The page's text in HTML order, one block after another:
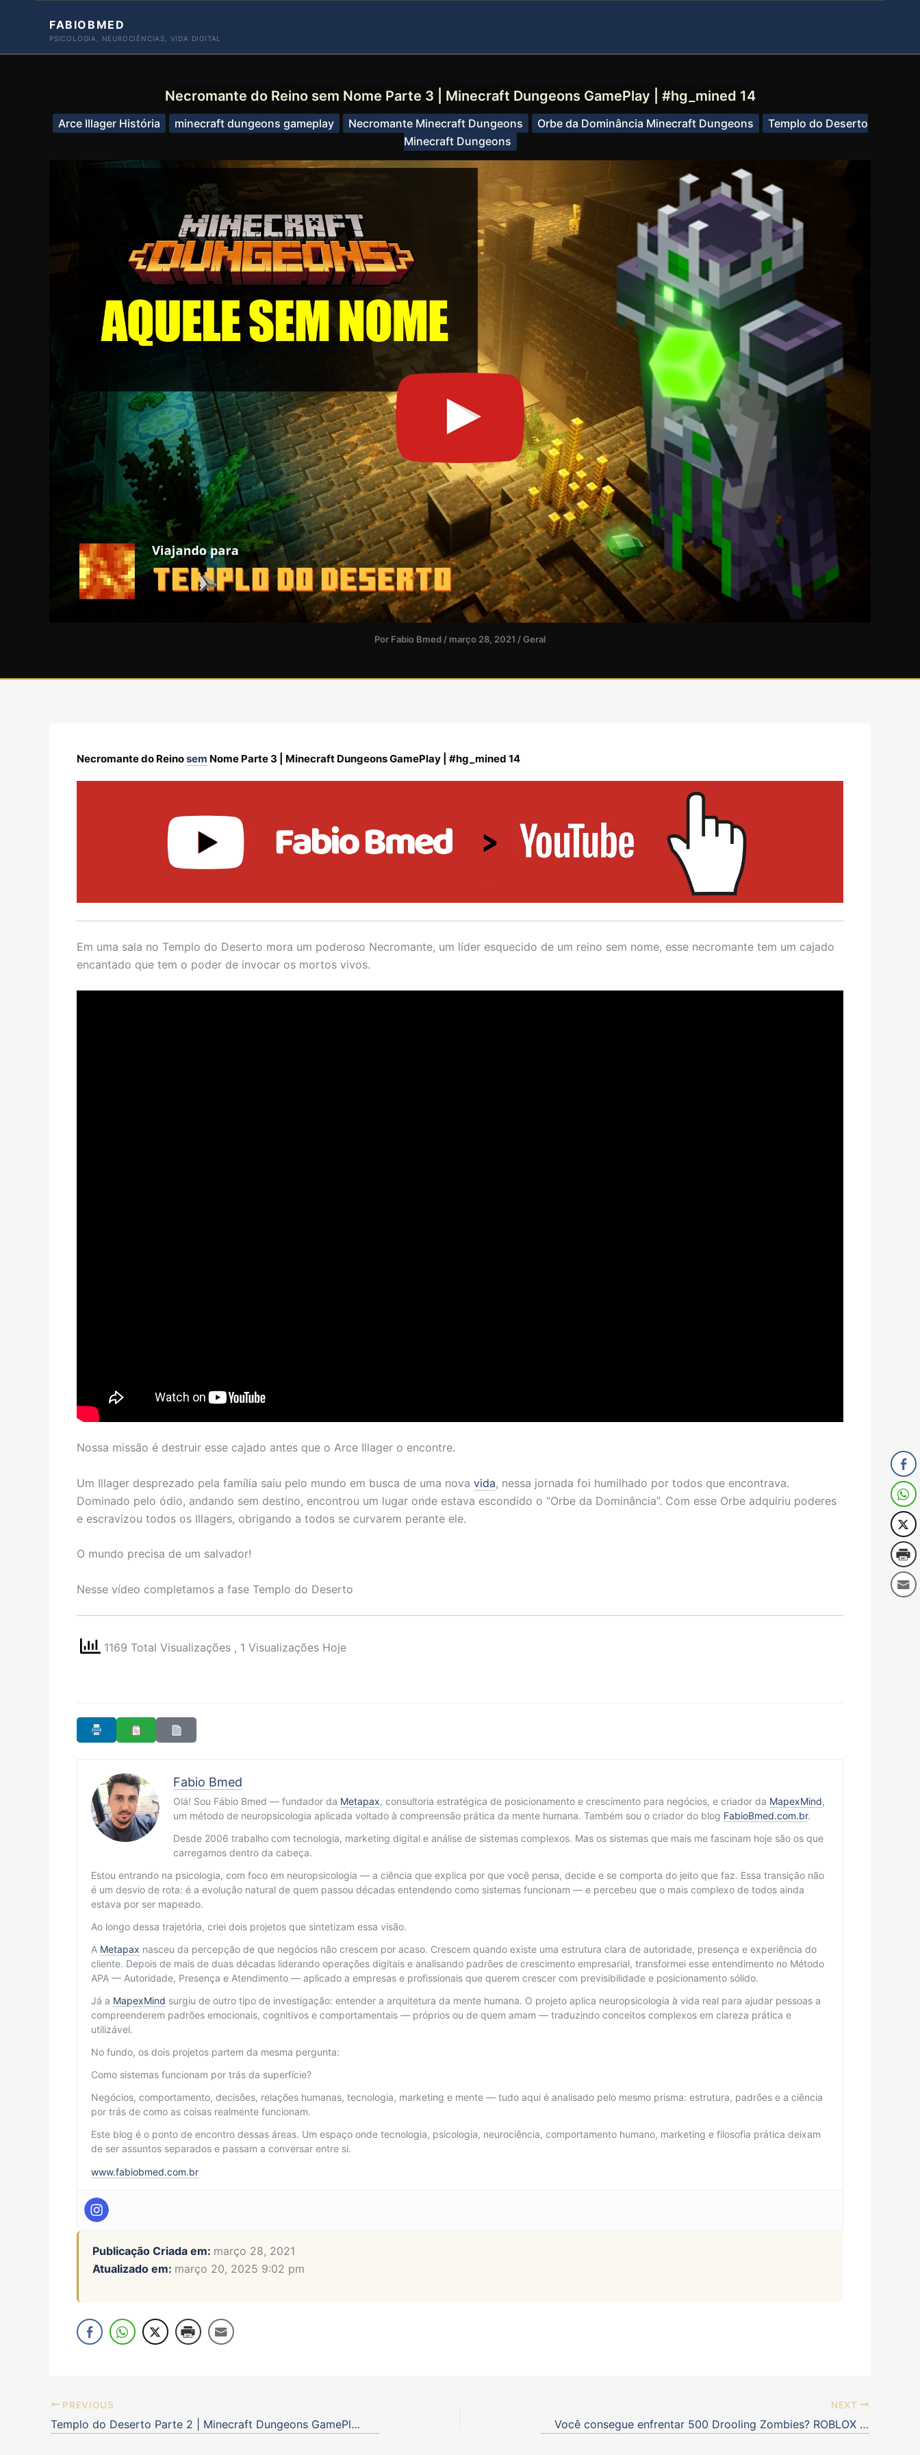
FABIOBMED
PSICOLOGIA, NEUROCIÊNCIAS, VIDA DIGITAL
Necromante do Reino sem Nome Parte 3 | Minecraft Dungeons GamePlay | #hg_mined 14
Arce Illager História minecraft dungeons gameplay Necromante Minecraft Dungeons Orbe da Dominância Minecraft Dungeons
Templo do Deserto
Minecraft Dungeons
Por Fabio Bmed / março 28, 2021 /Geral
Necromante do Reinosem Nome Parte 3 | Minecraft Dungeons GamePlay | #hg_mined 14
Em uma sala no Templo do Deserto mora um poderoso Necromante, um líder esquecido de um reino sem nome, esse necromante tem um cajado
encantado que tem o poder de invocar os mortos vivos.
Nossa missão é destruir esse cajado antes que o Arce Illager o encontre.
Um Illager desprezado pela família saiu pelo mundo em busca de uma nova vida, nessa jornada foi humilhado por todos que encontrava.
Dominado pelo ódio, andando sem destino, encontrou um lugar onde estava escondido o “Orbe da Dominância”. Com esse Orbe adquiriu poderes
e escravizou todos os Illagers, obrigando a todos se curvarem perante ele.
O mundo precisa de um salvador!
Nesse vídeo completamos a fase Templo do Deserto
1169 Total Visualizações , 1 Visualizações Hoje
Fabio Bmed
Olá! Sou Fábio Bmed — fundador da Metapax, consultoria estratégica de posicionamento e crescimento para negócios, e criador da MapexMind,
um método de neuropsicologia aplicada voltado à compreensão prática da mente humana. Também sou o criador do blog FabioBmed.com.br.
Desde 2006 trabalho com tecnologia, marketing digital e análise de sistemas complexos. Mas os sistemas que mais me fascinam hoje são os que
carregamos dentro da cabeça.
Estou entrando na psicologia, com foco em neuropsicologia — a ciência que explica por que você pensa, decide e se comporta do jeito que faz. Essa transição não
é um desvio de rota: é a evolução natural de quem passou décadas entendendo como sistemas funcionam — e percebeu que o mais complexo de todos ainda
estava por ser mapeado.
Ao longo dessa trajetória, criei dois projetos que sintetizam essa visão.
A Metapax nasceu da percepção de que negócios não crescem por acaso. Crescem quando existe uma estrutura clara de autoridade, presença e experiência do
cliente. Depois de mais de duas décadas liderando operações digitais e analisando padrões de crescimento empresarial, transformei esse entendimento no Método
APA — Autoridade, Presença e Atendimento — aplicado a empresas e profissionais que querem crescer com previsibilidade e posicionamento sólido.
Já a MapexMind surgiu de outro tipo de investigação: entender a arquitetura da mente humana. O projeto aplica neuropsicologia à vida real para ajudar pessoas a
compreenderem padrões emocionais, cognitivos e comportamentais — próprios ou de quem amam — traduzindo conceitos complexos em clareza prática e
utilizável.
No fundo, os dois projetos partem da mesma pergunta:
Como sistemas funcionam por trás da superfície?
Negócios, comportamento, decisões, relações humanas, tecnologia, marketing e mente — tudo aqui é analisado pelo mesmo prisma: estrutura, padrões e a ciência
por trás de como as coisas realmente funcionam.
Este blog é o ponto de encontro dessas áreas. Um espaço onde tecnologia, psicologia, neurociência, comportamento humano, marketing e filosofia prática deixam
de ser assuntos separados e passam a conversar entre si.
www.fabiobmed.com.br
Publicação Criada em: março 28, 2021
Atualizado em: março 20, 2025 9:02 pm
PREVIOUS
Templo do Deserto Parte 2 | Minecraft Dungeons GamePlay | #fb_mined 13
NEXT
Você consegue enfrentar 500 Drooling Zombies? ROBLOX #fb_roblox 10